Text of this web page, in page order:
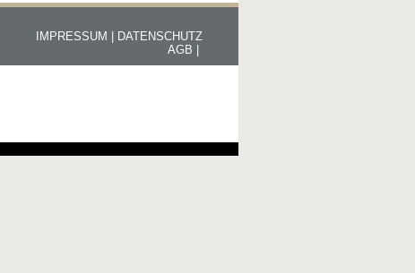
DATENSCHUTZ
IMPRESSUM |
AGB |